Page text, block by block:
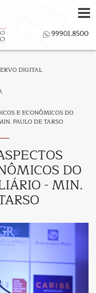
DIGITAL
E ECONÔMICOS DO
PAULO DE TARSO
DO
- MIN.